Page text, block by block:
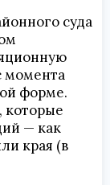
суда
момента
форме.
которые
— как
края (в